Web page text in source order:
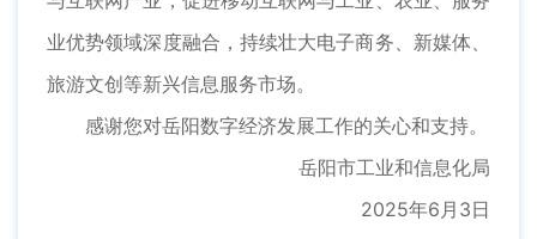
业优势领域深度融合，持续壮大电子商务、新媒体、
旅游文创等新兴信息服务市场。
感谢您对岳阳数字经济发展工作的关心和支持。
岳阳市工业和信息化局
2025年6月3日